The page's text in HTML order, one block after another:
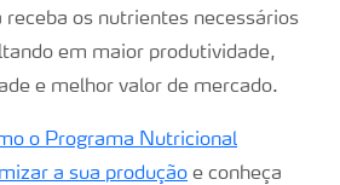
receba os nutrientes necessários
em maior produtividade,
e melhor valor de mercado.
o Programa Nutricional
a sua produção e conheça